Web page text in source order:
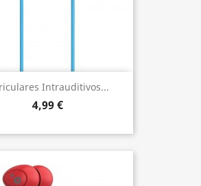
Intrauditivos...
4,99 €